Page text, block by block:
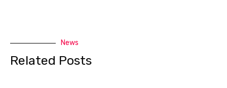
News
Related Posts